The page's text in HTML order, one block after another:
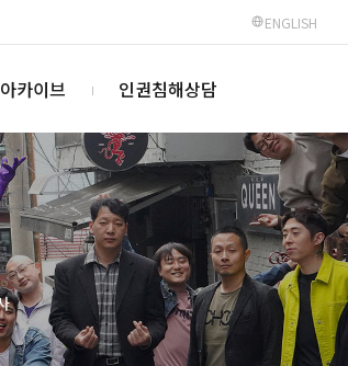
ENGLISH
아카이브 인권침해상담